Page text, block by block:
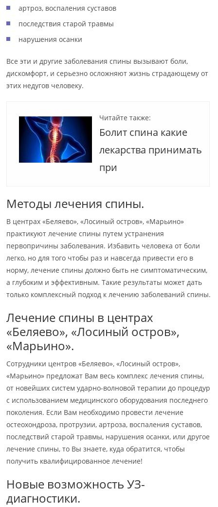
артроз, воспаления суставов
последствия старой травмы
нарушения осанки
Все эти и другие заболевания спины вызывают боли,
дискомфорт, и серьезно осложняют жизнь страдающему от
этих недугов человеку.
Читайте также:
Болит спина какие
лекарства принимать
при
Методы лечения спины.
В центрах «Беляево», «Лосиный остров», «Марьино»
практикуют лечение спины путем устранения
первопричины заболевания. Избавить человека от боли
легко, но для того чтобы раз и навсегда привести его в
норму, лечение спины должно быть не симптоматическим,
а глубоким и эффективным. Такие результаты может дать
только комплексный подход к лечению заболеваний спины.
Лечение спины в центрах
«Беляево», «Лосиный остров»,
«Марьино».
Сотрудники центров «Беляево», «Лосиный остров»,
«Марьино» предложат Вам весь комплекс лечения спины,
от новейших систем ударно-волновой терапии до процедур
с использованием медицинского оборудования последнего
поколения. Если Вам необходимо провести лечение
остеохондроза, протрузии, артроза, воспаления суставов,
последствий старой травмы, нарушения осанки, или другое
лечение спины, то Вы знаете, куда обратится, чтобы
получить квалифицированное лечение!
Новые возможность УЗ-
диагностики.